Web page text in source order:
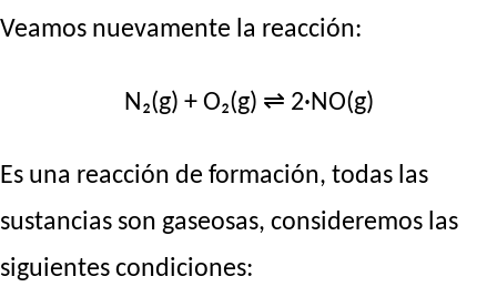
Veamos nuevamente la reacción:
N₂(g) + O₂(g) ⇌ 2·NO(g)
Es una reacción de formación, todas las
sustancias son gaseosas, consideremos las
siguientes condiciones: